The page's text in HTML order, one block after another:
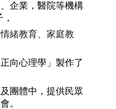
企業，醫院等機構
緒教育、家庭教
向心理學」製作了
團體中，提供民眾
。